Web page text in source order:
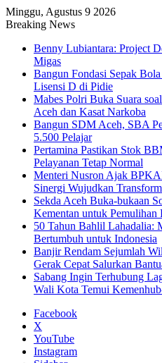
Minggu, Agustus 9 2026
Breaking News
Benny Lubiantara: Project
Migas
Bangun Fondasi Sepak
Lisensi D di Pidie
Mabes Polri Buka Suara
Aceh dan Kasat Narkoba
Bangun SDM Aceh, SBA
5.500 Pelajar
Pertamina Pastikan Stok
Pelayanan Tetap Normal
Menteri Nusron Ajak
Sinergi Wujudkan
Sekda Aceh Buka-bukaan
Kementan untuk Pemulihan
50 Tahun Bahlil Lahadalia:
Bertumbuh untuk Indonesia
Banjir Rendam Sejumlah
Gerak Cepat Salurkan
Sabang Ingin Terhubung
Wali Kota Temui
Facebook
X
YouTube
Instagram